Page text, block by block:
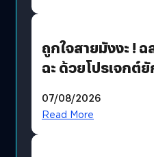
ถูกใจสายมังงะ !
ฉะ ด้วยโปรเจกต์
มีภาษาไทยด้วย
07/08/2026
Read More